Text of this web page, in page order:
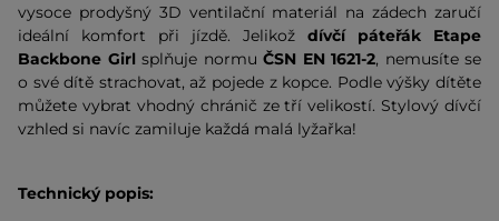
vysoce prodyšný 3D ventilační materiál na zádech zaručí
ideální komfort při jízdě. Jelikož dívčí páteřák Etape
Backbone Girl splňuje normu ČSN EN 1621-2, nemusíte se
o své dítě strachovat, až pojede z kopce. Podle výšky dítěte
můžete vybrat vhodný chránič ze tří velikostí. Stylový dívčí
vzhled si navíc zamiluje každá malá lyžařka!
Technický popis: